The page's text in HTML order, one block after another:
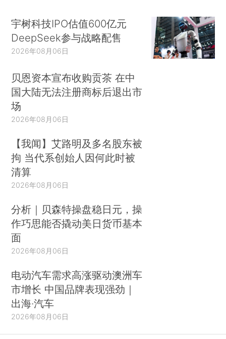
宇树科技IPO估值600亿元
DeepSeek参与战略配售
2026年08月06日
贝恩资本宣布收购贡茶 在中
国大陆无法注册商标后退出市
场
2026年08月06日
【我闻】艾路明及多名股东被
拘 当代系创始人因何此时被
清算
2026年08月06日
分析｜贝森特操盘稳日元，操
作巧思能否撬动美日货币基本
面
2026年08月06日
电动汽车需求高涨驱动澳洲车
市增长 中国品牌表现强劲｜
出海·汽车
2026年08月06日